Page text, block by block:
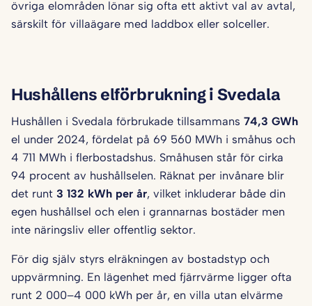
övriga elområden lönar sig ofta ett aktivt val av avtal,
särskilt för villaägare med laddbox eller solceller.
Hushållens elförbrukning i Svedala
Hushållen i Svedala förbrukade tillsammans 74,3 GWh
el under 2024, fördelat på 69 560 MWh i småhus och
4 711 MWh i flerbostadshus. Småhusen står för cirka
94 procent av hushållselen. Räknat per invånare blir
det runt 3 132 kWh per år, vilket inkluderar både din
egen hushållsel och elen i grannarnas bostäder men
inte näringsliv eller offentlig sektor.
För dig själv styrs elräkningen av bostadstyp och
uppvärmning. En lägenhet med fjärrvärme ligger ofta
runt 2 000–4 000 kWh per år, en villa utan elvärme